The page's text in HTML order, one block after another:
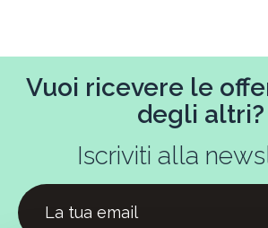
Vuoi ricevere le
degli altri?
Iscriviti alla